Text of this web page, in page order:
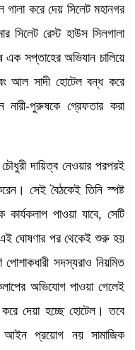
গালা করে দেয় সিলেট মহানগর
রেস্ট হাউস সিলগালা
সপ্তাহের অভিযান চালিয়ে
আল সাদী হোটেল বন্ধ করে
পুরুষকে গ্রেফতার করা
দায়িত্ব নেওয়ার পরপরই
সেই বৈঠকেই তিনি স্পষ্ট
কার্যকলাপ পাওয়া যাবে, সেটি
এই ঘোষণার পর থেকেই শুরু হয়
পোশাকধারী সদস্যরাও নিয়মিত
অভিযোগ পাওয়া গেলেই
দেয়া হচ্ছে হোটেল। তবে
আইন প্রয়োগ নয় সামাজিক